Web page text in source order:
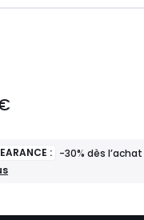
: -30% dès